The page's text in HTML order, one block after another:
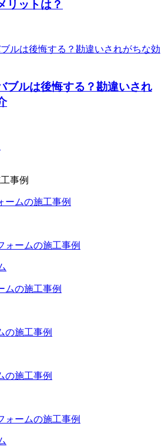
リットは？
ブルは後悔する？勘違いされ
事例